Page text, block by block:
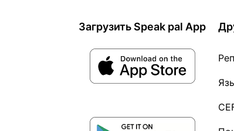
Загрузить Speak pal App